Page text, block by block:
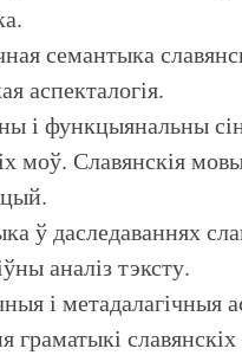
семантыка
аспекталогія.
і функцыянальны
моў. Славянскія
ў даследаваннях
аналіз тэксту.
і метадалагічныя
граматыкі